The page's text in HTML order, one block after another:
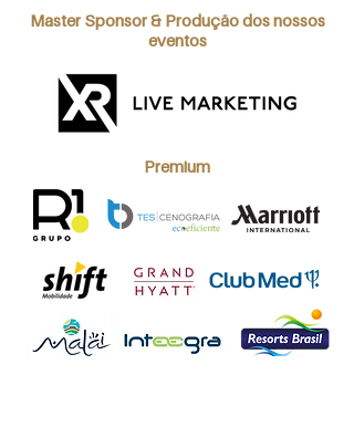
Master Sponsor & Produção dos nossos
eventos
Premium